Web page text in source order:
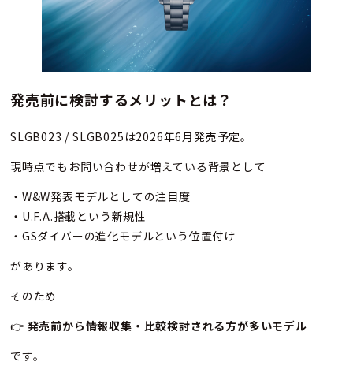
発売前に検討するメリットとは？
SLGB023 / SLGB025は2026年6月発売予定。
現時点でもお問い合わせが増えている背景として
・W&W発表モデルとしての注目度
・U.F.A.搭載という新規性
・GSダイバーの進化モデルという位置付け
があります。
そのため
👉 発売前から情報収集・比較検討される方が多いモデル
です。